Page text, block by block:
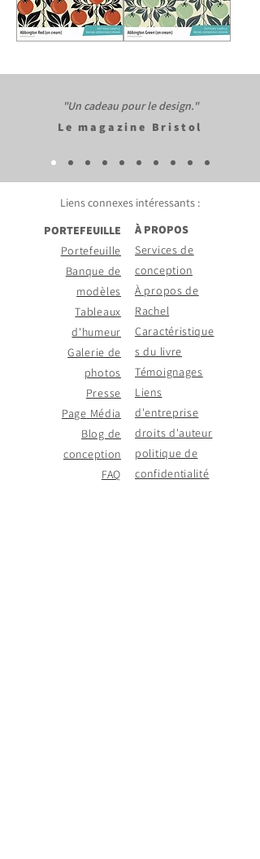
Rouge
Vert
"Un cadeau pour le design."​
Le magazine Bristol
Liens connexes intéressants :
PORTEFEUILLE
Portefeuille
Banque de
modèles
Tableaux
d'humeur
Galerie de
photos
Presse
Page Média
Blog de
conception
FAQ
À PROPOS
Services de
conception
À propos de
Rachel
Caractéristique
s du livre
Témoignages
Liens
d'entreprise
droits d'auteur
politique de
confidentialité